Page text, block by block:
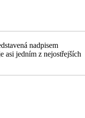
nadpisem
asi jedním z nejostřejších